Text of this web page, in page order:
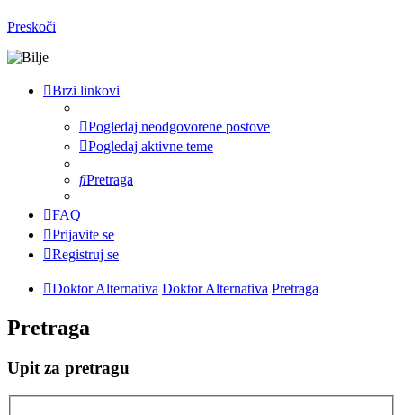
Preskoči
Brzi linkovi
Pogledaj neodgovorene postove
Pogledaj aktivne teme
Pretraga
FAQ
Prijavite se
Registruj se
Doktor Alternativa Doktor Alternativa Pretraga
Pretraga
Upit za pretragu